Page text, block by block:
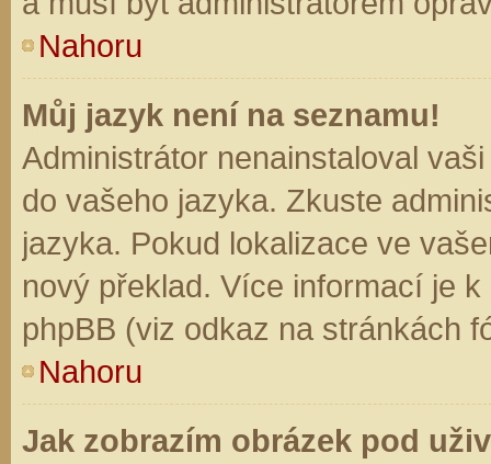
Nahoru
Můj jazyk není na seznamu!
Administrátor nenainstaloval
do vašeho jazyka. Zkuste
jazyka. Pokud lokalizace ve
nový překlad. Více informací je
phpBB (viz odkaz na stránkách
Nahoru
Jak zobrazím obrázek pod